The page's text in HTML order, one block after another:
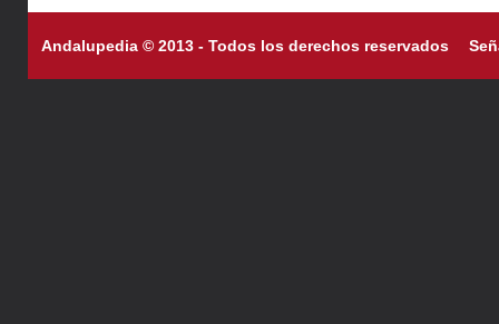
Andalupedia © 2013 - Todos los derechos reservados